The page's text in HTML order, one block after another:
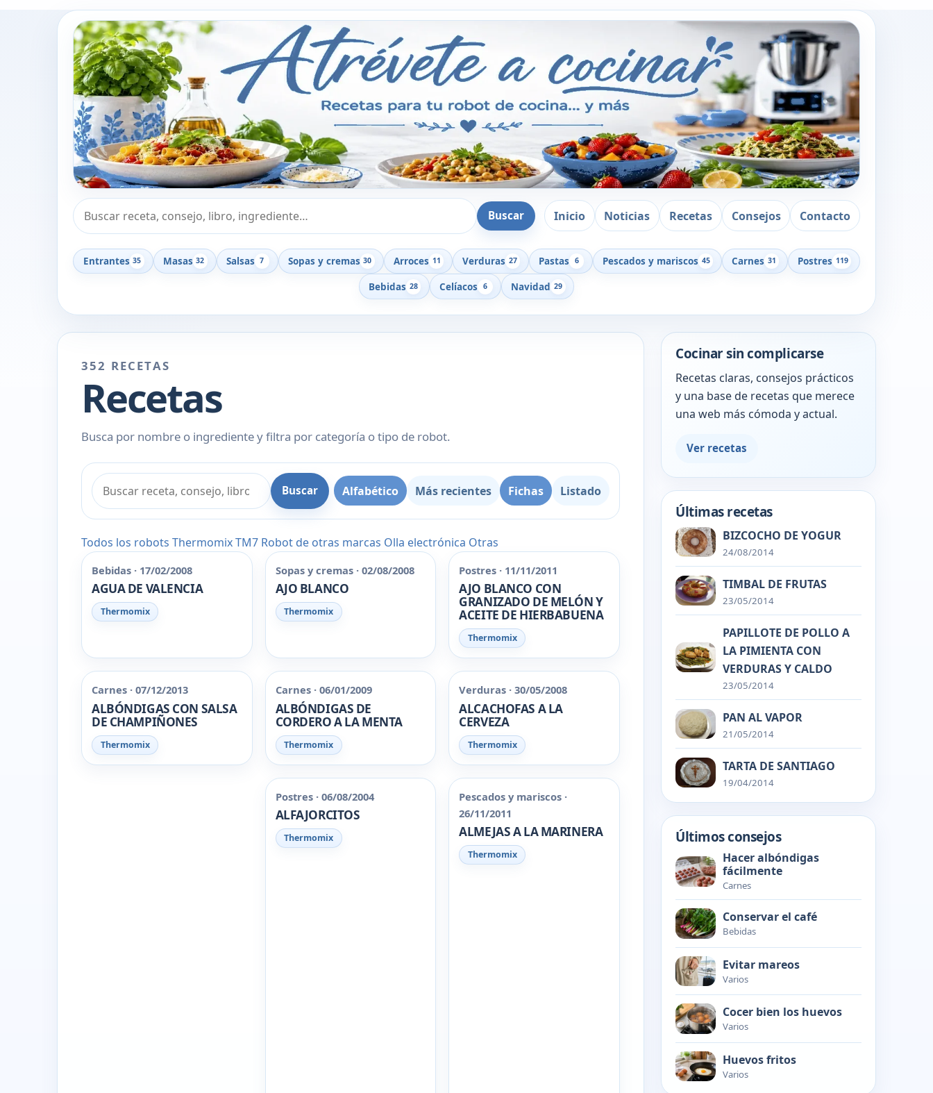
Buscar recetas, consejos o libros
Buscar Inicio Noticias Recetas Consejos Contacto
Entrantes 35 Masas 32 Salsas 7 Sopas y cremas 30 Arroces 11 Verduras 27 Pastas 6 Pescados y mariscos 45 Carnes 31 Postres 119
Bebidas 28 Celíacos 6 Navidad 29
352 RECETAS
Recetas
Busca por nombre o ingrediente y filtra por categoría o tipo de robot.
Buscar Alfabético Más recientes Fichas Listado
Todos los robots ThermomixTM7 Robot de otras marcas Olla electrónica Otras
Bebidas · 17/02/2008
AGUA DE VALENCIA
Thermomix
Sopas y cremas · 02/08/2008
AJO BLANCO
Thermomix
Postres · 11/11/2011
AJO BLANCO CON
GRANIZADO DE MELÓN Y
ACEITE DE HIERBABUENA
Thermomix
Carnes · 07/12/2013
ALBÓNDIGAS CON SALSA
DE CHAMPIÑONES
Thermomix
Carnes · 06/01/2009
ALBÓNDIGAS DE
CORDERO A LA MENTA
Thermomix
Verduras · 30/05/2008
ALCACHOFAS A LA
CERVEZA
Thermomix
Postres · 06/08/2004
ALFAJORCITOS
Thermomix
Pescados y mariscos ·
26/11/2011
ALMEJAS A LA MARINERA
Thermomix
Cocinar sin complicarse
Recetas claras, consejos prácticos
y una base de recetas que merece
una web más cómoda y actual.
Ver recetas
Últimas recetas
BIZCOCHO DE YOGUR
24/08/2014
TIMBAL DE FRUTAS
23/05/2014
PAPILLOTE DE POLLO A
LA PIMIENTA CON
VERDURAS Y CALDO
23/05/2014
PAN AL VAPOR
21/05/2014
TARTA DE SANTIAGO
19/04/2014
Últimos consejos
Hacer albóndigas
fácilmente
Carnes
Conservar el café
Bebidas
Evitar mareos
Varios
Cocer bien los huevos
Varios
Huevos fritos
Varios